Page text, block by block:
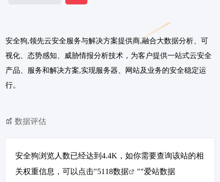
安全狗,领先云安全服务与解决方案提供商,融合大数据分析、可
视化、态势感知、威胁情报分析技术，为客户提供一站式云安全
产品、服务和解决方案,实现服务器、网站及业务的安全稳定运
行。
数据评估
安全狗浏览人数已经达到4.4K，如你需要查询该站的相
关权重信息，可以点击"5118数据 ""爱站数据